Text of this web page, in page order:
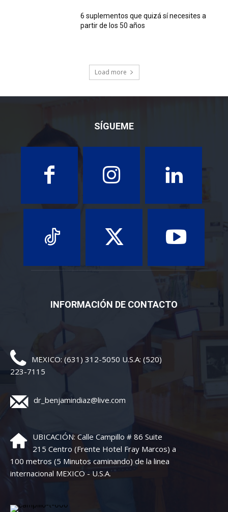
6 suplementos que quizá sí necesites a
partir de los 50 años
Load more
SÍGUEME
INFORMACIÓN DE CONTACTO
MEXICO: (631) 312-5050 U.S.A: (520)
223-7115
dr_benjamindiaz@live.com
UBICACIÓN: Calle Campillo # 86 Suite
215 Centro (Frente Hotel Fray Marcos) a
100 metros (5 Minutos caminando) de la linea
internacional MEXICO - U.S.A.